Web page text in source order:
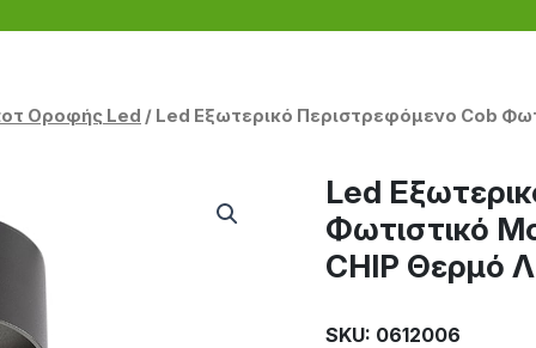
Οροφής Led / Led Εξωτερικό Περιστρεφόμενο Cob
Led
Φωτιστικό
CHIP Θερμό
SKU: 0612006